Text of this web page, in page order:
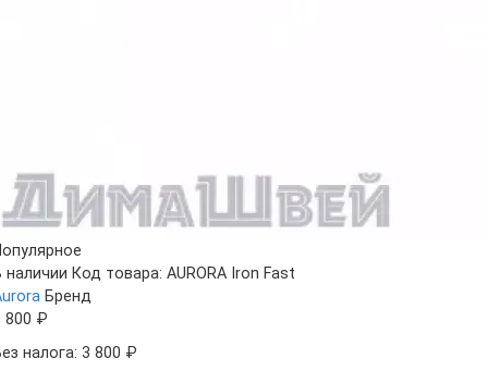
наличии Код товара: AURORA Iron Fast
Бренд
800 ₽
налога: 3 800 ₽